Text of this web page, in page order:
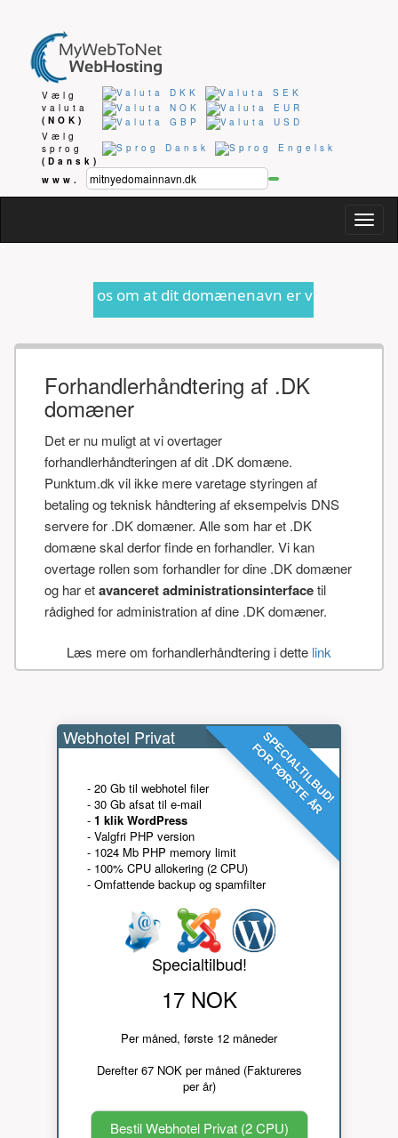
Vælg
valuta
(NOK)
Vælg
sprog
(Dansk)
www.
om at dit domænenavn er ved at udløbe eller
Forhandlerhåndtering af .DK
domæner
Det er nu muligt at vi overtager
forhandlerhåndteringen af dit .DK domæne.
Punktum.dk vil ikke mere varetage styringen af
betaling og teknisk håndtering af eksempelvis DNS
servere for .DK domæner. Alle som har et .DK
domæne skal derfor finde en forhandler. Vi kan
overtage rollen som forhandler for dine .DK domæner
og har etavanceret administrationsinterfacetil
rådighed for administration af dine .DK domæner.
Læs mere om forhandlerhåndtering i dette link
SPECIALTILBUD!
FOR FØRSTE ÅR
Webhotel Privat
- 20 Gb til webhotel filer
- 30 Gb afsat til e-mail
- 1 klik WordPress
- Valgfri PHP version
- 1024 Mb PHP memory limit
- 100% CPU allokering (2 CPU)
- Omfattende backup og spamfilter
Specialtilbud!
17 NOK
Per måned, første 12 måneder
Derefter 67 NOK per måned (Faktureres
per år)
Bestil Webhotel Privat (2 CPU)